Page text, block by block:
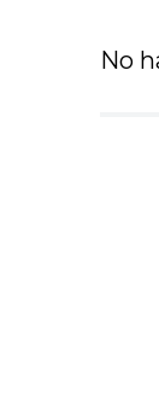
No